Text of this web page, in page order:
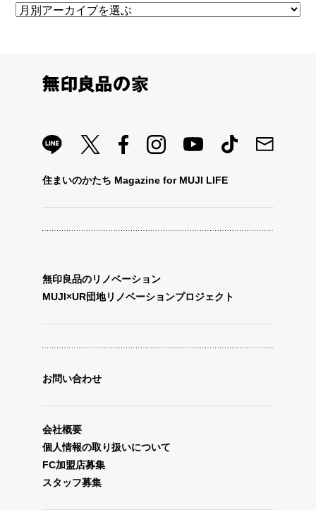
住まいのかたち Magazine for MUJI LIFE
無印良品のリノベーション
MUJI×UR団地リノベーションプロジェクト
お問い合わせ
会社概要
個人情報の取り扱いについて
FC加盟店募集
スタッフ募集